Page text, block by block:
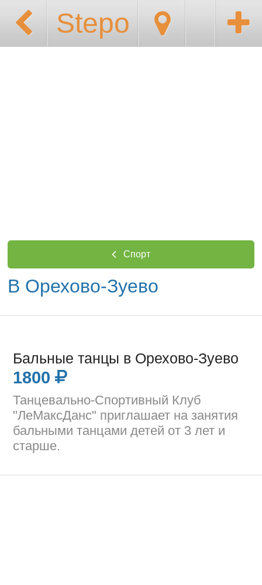
Stepo
Спорт
В Орехово-Зуево
Бальные танцы в Орехово-Зуево
1800
Танцевально-Спортивный Клуб
"ЛеМаксДанс" приглашает на занятия
бальными танцами детей от 3 лет и
старше.